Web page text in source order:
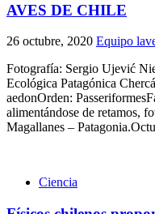
AVES DE CHILE
26 octubre, 2020 Equipo
Fotografía: Sergio Ujević
Ecológica Patagónica
aedonOrden:
alimentándose de retamos,
Magallanes –
Ciencia